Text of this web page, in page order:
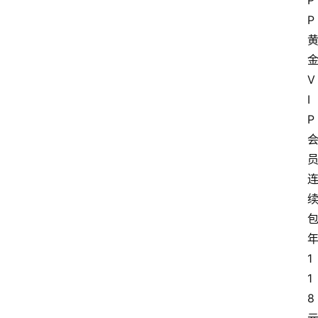
P
黄
金
V
I
P
会
员
连
续
包
年
1
1
8